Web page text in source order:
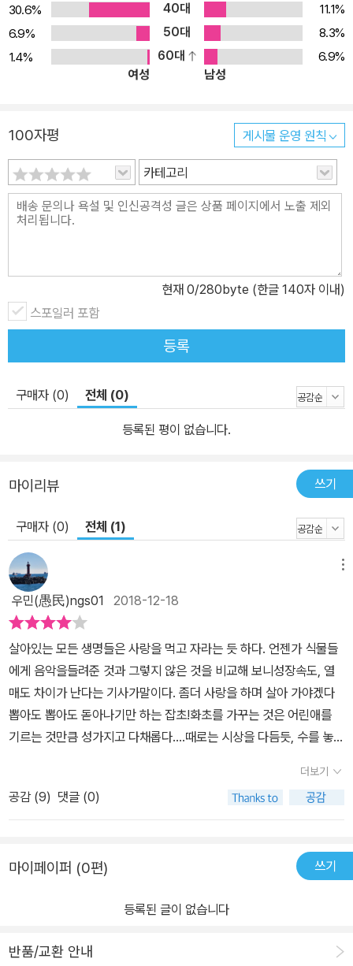
30.6%
40대
11.1%
6.9%
50대
8.3%
1.4%
60대
6.9%
여성
남성
100자평 게시물 운영 원칙
카테고리
현재 0/280byte (한글 140자 이내)
스포일러 포함
등록
구매자 (0) 전체 (0)
등록된 평이 없습니다.
마이리뷰 쓰기
구매자 (0) 전체 (1)
우민(愚民)ngs01 2018-12-18
살아있는 모든 생명들은 사랑을 먹고 자라는 듯 하다. 언젠가 식물들
에게 음악을들려준 것과 그렇지 않은 것을 비교해 보니성장속도, 열
매도 차이가 난다는 기사가말이다. 좀더 사랑을 하며 살아 가야겠다
뽑아도 뽑아도 돋아나기만 하는 잡초!화초를 가꾸는 것은 어린애를
기르는 것만큼 성가지고 다채롭다....때로는 시상을 다듬듯, 수를 놓듯
로 버려 두면 고아처럼 남루해진다.
더보기
공감 (9) 댓글 (0)
마이페이퍼 (0편) 쓰기
등록된 글이 없습니다
반품/교환 안내